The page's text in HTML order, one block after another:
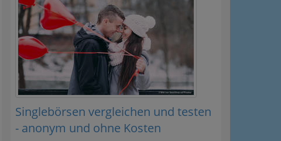
Singlebörsen vergleichen und testen
- anonym und ohne Kosten